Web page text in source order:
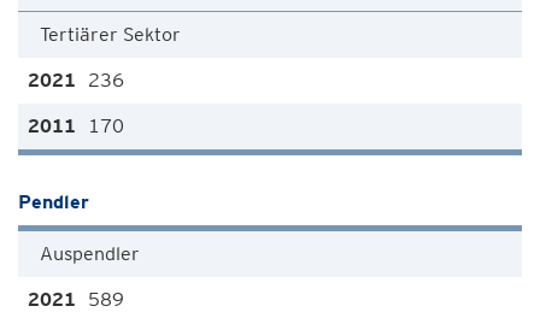
Tertiärer Sektor
236
170
Pendler
Auspendler
589